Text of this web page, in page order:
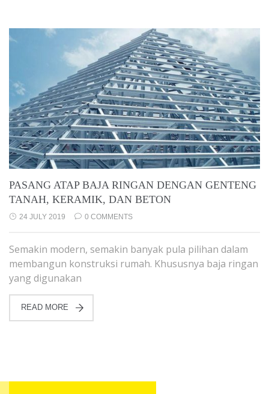
PASANG ATAP BAJA RINGAN DENGAN GENTENG
TANAH, KERAMIK, DAN BETON
24 JULY 2019 0 COMMENTS
Semakin modern, semakin banyak pula pilihan dalam
membangun konstruksi rumah. Khususnya baja ringan
yang digunakan
READ MORE